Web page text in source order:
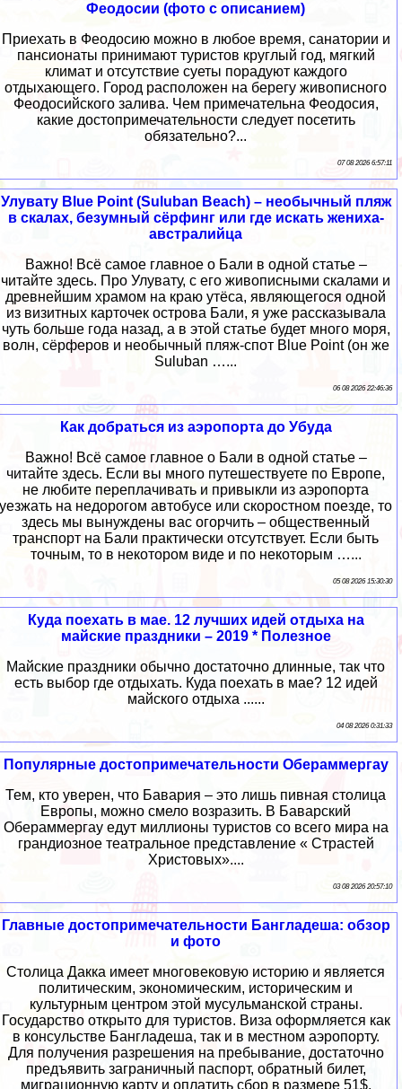
Феодосии (фото с описанием)
Приехать в Феодосию можно в любое время, санатории и
пансионаты принимают туристов круглый год, мягкий
климат и отсутствие суеты порадуют каждого
отдыхающего. Город расположен на берегу живописного
Феодосийского залива. Чем примечательна Феодосия,
какие достопримечательности следует посетить
обязательно?...
07 08 2026 6:57:11
Улувату Blue Point (Suluban Beach) – необычный пляж
в скалах, безумный сёрфинг или где искать жениха-
австралийца
Важно! Всё самое главное о Бали в одной статье –
читайте здесь. Про Улувату, с его живописными скалами и
древнейшим храмом на краю утёса, являющегося одной
из визитных карточек острова Бали, я уже рассказывала
чуть больше года назад, а в этой статье будет много моря,
волн, сёрферов и необычный пляж-спот Blue Point (он же
Suluban …...
06 08 2026 22:46:36
Как добраться из аэропорта до Убуда
Важно! Всё самое главное о Бали в одной статье –
читайте здесь. Если вы много путешествуете по Европе,
не любите переплачивать и привыкли из аэропорта
уезжать на недорогом автобусе или скоростном поезде, то
здесь мы вынуждены вас огорчить – общественный
транспорт на Бали практически отсутствует. Если быть
точным, то в некотором виде и по некоторым …...
05 08 2026 15:30:30
Куда поехать в мае. 12 лучших идей отдыха на
майские праздники – 2019 * Полезное
Майские праздники обычно достаточно длинные, так что
есть выбор где отдыхать. Куда поехать в мае? 12 идей
майского отдыха ......
04 08 2026 0:31:33
Популярные достопримечательности Обераммергау
Тем, кто уверен, что Бавария – это лишь пивная столица
Европы, можно смело возразить. В Баварский
Обераммергау едут миллионы туристов со всего мира на
грандиозное театральное представление « Страстей
Христовых»....
03 08 2026 20:57:10
Главные достопримечательности Бангладеша: обзор
и фото
Столица Дакка имеет многовековую историю и является
политическим, экономическим, историческим и
культурным центром этой мусульманской страны.
Государство открыто для туристов. Виза оформляется как
в консульстве Бангладеша, так и в местном аэропорту.
Для получения разрешения на пребывание, достаточно
предъявить заграничный паспорт, обратный билет,
миграционную карту и оплатить сбор в размере 51$.